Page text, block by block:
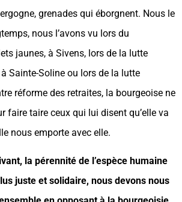
grenades qui éborgnent. Nous le
nous l’avons vu lors du
jaunes, à Sivens, lors de la lutte
Sainte-Soline ou lors de la lutte
réforme des retraites, la bourgeoise ne
faire taire ceux qui lui disent qu’elle va
nous emporte avec elle.
la pérennité de l’espèce humaine
juste et solidaire, nous devons nous